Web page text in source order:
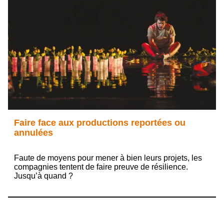
Faire face aux productions reportées ou
annulées
Faute de moyens pour mener à bien leurs projets, les
compagnies tentent de faire preuve de résilience.
Jusqu’à quand ?